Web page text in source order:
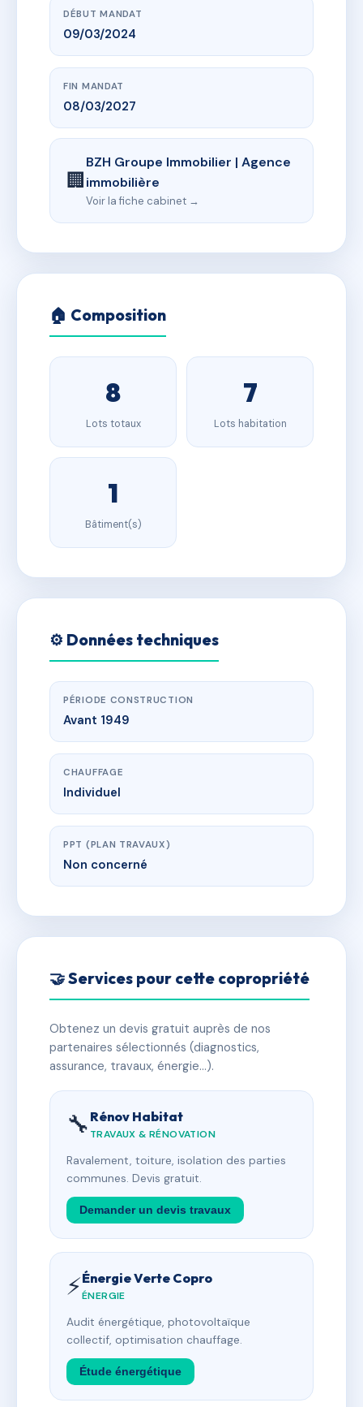
DÉBUT MANDAT
09/03/2024
FIN MANDAT
08/03/2027
🏢
BZH Groupe Immobilier | Agence
immobilière
Voir la fiche cabinet →
🏠 Composition
8
Lots totaux
7
Lots habitation
1
Bâtiment(s)
⚙️ Données techniques
PÉRIODE CONSTRUCTION
Avant 1949
CHAUFFAGE
Individuel
PPT (PLAN TRAVAUX)
Non concerné
🤝 Services pour cette copropriété
Obtenez un devis gratuit auprès de nos
partenaires sélectionnés (diagnostics,
assurance, travaux, énergie…).
🔧 Rénov Habitat
TRAVAUX & RÉNOVATION
Ravalement, toiture, isolation des parties
communes. Devis gratuit.
Demander un devis travaux
⚡Énergie Verte Copro
ÉNERGIE
Audit énergétique, photovoltaïque
collectif, optimisation chauffage.
Étude énergétique